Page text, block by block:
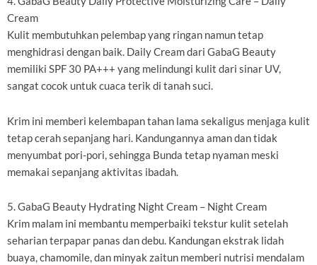
Cream
Kulit membutuhkan pelembap yang ringan namun tetap
menghidrasi dengan baik. Daily Cream dari GabaG Beauty
memiliki SPF 30 PA+++ yang melindungi kulit dari sinar UV,
sangat cocok untuk cuaca terik di tanah suci.
Krim ini memberi kelembapan tahan lama sekaligus menjaga kulit
tetap cerah sepanjang hari. Kandungannya aman dan tidak
menyumbat pori-pori, sehingga Bunda tetap nyaman meski
memakai sepanjang aktivitas ibadah.
5. GabaG Beauty Hydrating Night Cream – Night Cream
Krim malam ini membantu memperbaiki tekstur kulit setelah
seharian terpapar panas dan debu. Kandungan ekstrak lidah
buaya, chamomile, dan minyak zaitun memberi nutrisi mendalam